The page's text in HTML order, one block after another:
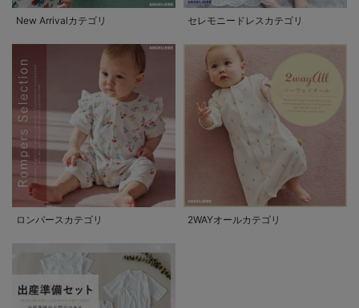
New Arrivalカテゴリ セレモニードレスカテゴリ
ロンパースカテゴリ 2WAYオールカテゴリ